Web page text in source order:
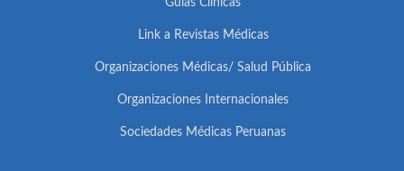
Guías Clínicas
Link a Revistas Médicas
Organizaciones Médicas/ Salud Pública
Organizaciones Internacionales
Sociedades Médicas Peruanas